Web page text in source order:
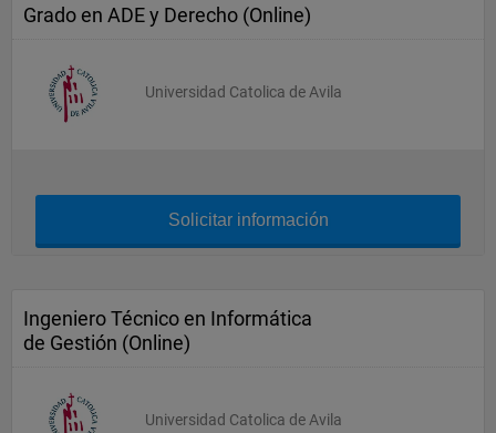
Grado en ADE y Derecho (Online)
Universidad Catolica de Avila
Solicitar información
Ingeniero Técnico en Informática
de Gestión (Online)
Universidad Catolica de Avila